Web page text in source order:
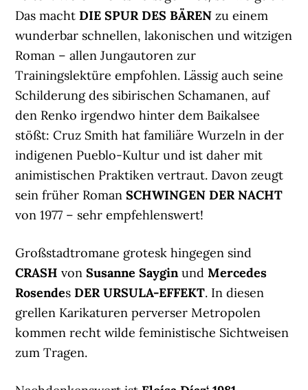
Das machtDIE SPUR DES BÄRENzu einem
wunderbar schnellen, lakonischen und witzigen
Roman – allen Jungautoren zur
Trainingslektüre empfohlen. Lässig auch seine
Schilderung des sibirischen Schamanen, auf
den Renko irgendwo hinter dem Baikalsee
stößt: Cruz Smith hat familiäre Wurzeln in der
indigenen Pueblo-Kultur und ist daher mit
animistischen Praktiken vertraut. Davon zeugt
sein früher RomanSCHWINGEN DER NACHT
von 1977 – sehr empfehlenswert!
Großstadtromane grotesk hingegen sind
CRASH vonSusanne SayginundMercedes
RosendesDER URSULA-EFFEKT. In diesen
grellen Karikaturen perverser Metropolen
kommen recht wilde feministische Sichtweisen
zum Tragen.